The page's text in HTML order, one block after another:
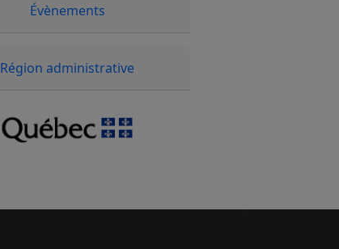
Évènements
Région administrative